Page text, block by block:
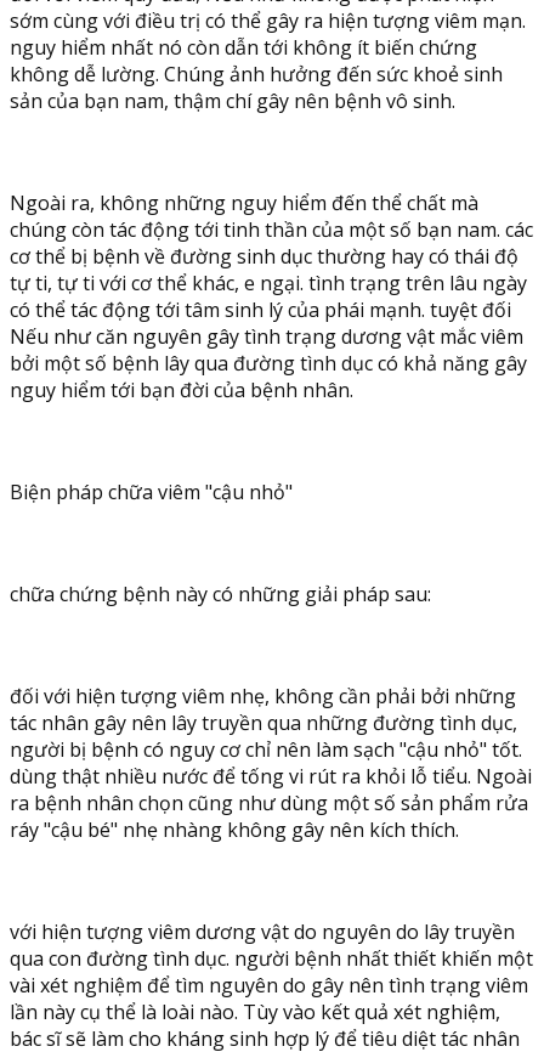
sớm cùng với điều trị có thể gây ra hiện tượng viêm mạn.
nguy hiểm nhất nó còn dẫn tới không ít biến chứng
không dễ lường. Chúng ảnh hưởng đến sức khoẻ sinh
sản của bạn nam, thậm chí gây nên bệnh vô sinh.
Ngoài ra, không những nguy hiểm đến thể chất mà
chúng còn tác động tới tinh thần của một số bạn nam. các
cơ thể bị bệnh về đường sinh dục thường hay có thái độ
tự ti, tự ti với cơ thể khác, e ngại. tình trạng trên lâu ngày
có thể tác động tới tâm sinh lý của phái mạnh. tuyệt đối
Nếu như căn nguyên gây tình trạng dương vật mắc viêm
bởi một số bệnh lây qua đường tình dục có khả năng gây
nguy hiểm tới bạn đời của bệnh nhân.
Biện pháp chữa viêm "cậu nhỏ"
chữa chứng bệnh này có những giải pháp sau:
đối với hiện tượng viêm nhẹ, không cần phải bởi những
tác nhân gây nên lây truyền qua những đường tình dục,
người bị bệnh có nguy cơ chỉ nên làm sạch "cậu nhỏ" tốt.
dùng thật nhiều nước để tống vi rút ra khỏi lỗ tiểu. Ngoài
ra bệnh nhân chọn cũng như dùng một số sản phẩm rửa
ráy "cậu bé" nhẹ nhàng không gây nên kích thích.
với hiện tượng viêm dương vật do nguyên do lây truyền
qua con đường tình dục. người bệnh nhất thiết khiến một
vài xét nghiệm để tìm nguyên do gây nên tình trạng viêm
lần này cụ thể là loài nào. Tùy vào kết quả xét nghiệm,
bác sĩ sẽ làm cho kháng sinh hợp lý để tiêu diệt tác nhân